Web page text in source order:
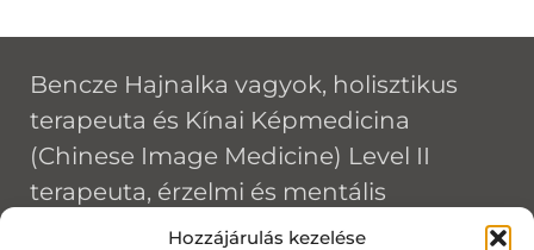
Hozzájárulás kezelése
Bencze Hajnalka vagyok, holisztikus
terapeuta és Kínai Képmedicina
(Chinese Image Medicine) Level II
terapeuta, érzelmi és mentális
elakadások szakértője. Több mint 15